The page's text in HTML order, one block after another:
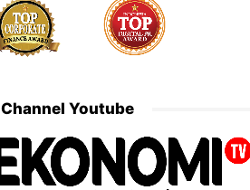
Channel Youtube